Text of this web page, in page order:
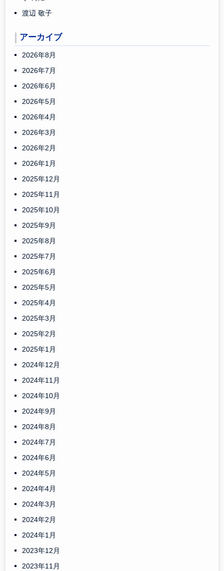
渡辺 敬子
アーカイブ
2026年8月
2026年7月
2026年6月
2026年5月
2026年4月
2026年3月
2026年2月
2026年1月
2025年12月
2025年11月
2025年10月
2025年9月
2025年8月
2025年7月
2025年6月
2025年5月
2025年4月
2025年3月
2025年2月
2025年1月
2024年12月
2024年11月
2024年10月
2024年9月
2024年8月
2024年7月
2024年6月
2024年5月
2024年4月
2024年3月
2024年2月
2024年1月
2023年12月
2023年11月